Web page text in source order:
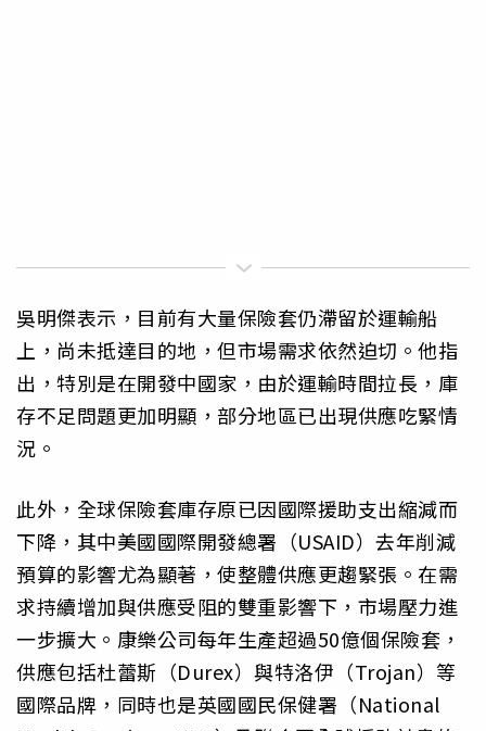
吳明傑表示，目前有大量保險套仍滯留於運輸船
上，尚未抵達目的地，但市場需求依然迫切。他指
出，特別是在開發中國家，由於運輸時間拉長，庫
存不足問題更加明顯，部分地區已出現供應吃緊情
況。
此外，全球保險套庫存原已因國際援助支出縮減而
下降，其中美國國際開發總署（USAID）去年削減
預算的影響尤為顯著，使整體供應更趨緊張。在需
求持續增加與供應受阻的雙重影響下，市場壓力進
一步擴大。康樂公司每年生產超過50億個保險套，
供應包括杜蕾斯（Durex）與特洛伊（Trojan）等
國際品牌，同時也是英國國民保健署（National